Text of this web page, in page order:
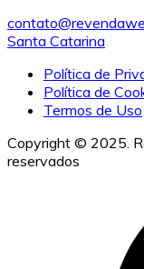
Santa Catarina
Política de
Política de
Termos de Uso
Copyright © 2025.
reservados